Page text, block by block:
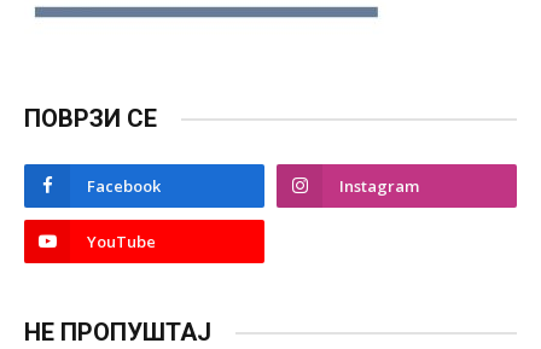
ПОВРЗИ СЕ
Facebook Instagram
YouTube
НЕ ПРОПУШТАЈ